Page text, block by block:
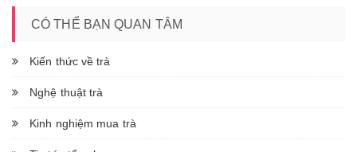
CÓ THỂ BẠN QUAN TÂM
Kiến thức về trà
Nghệ thuật trà
Kinh nghiệm mua trà